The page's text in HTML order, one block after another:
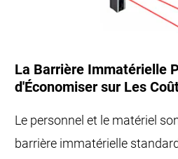
La Barrière Immatérielle
d'Économiser sur Les
Le personnel et le matériel
barrière immatérielle